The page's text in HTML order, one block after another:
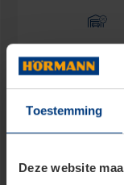
Toestemming
Deze website
Blader door